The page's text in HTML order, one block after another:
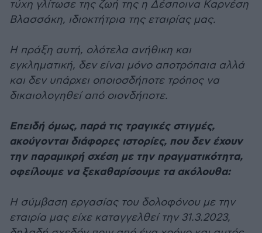
τύχη γλίτωσε της ζωή της η Δέσποινα Καρνέση
Βλασσάκη, ιδιοκτήτρια της εταιρίας μας.
Η πράξη αυτή, ολότελα ανήθικη και
εγκληματική, δεν είναι μόνο αποτρόπαια αλλά
και δεν υπάρχει οποιοσδήποτε τρόπος να
δικαιολογηθεί από οιονδήποτε.
Επειδή όμως, παρά τις τραγικές στιγμές,
ακούγονται διάφορες ιστορίες, που δεν έχουν
την παραμικρή σχέση με την πραγματικότητα,
οφείλουμε να ξεκαθαρίσουμε τα ακόλουθα:
Η σύμβαση εργασίας του δολοφόνου με την
εταιρία μας είχε καταγγελθεί την 31.3.2023,